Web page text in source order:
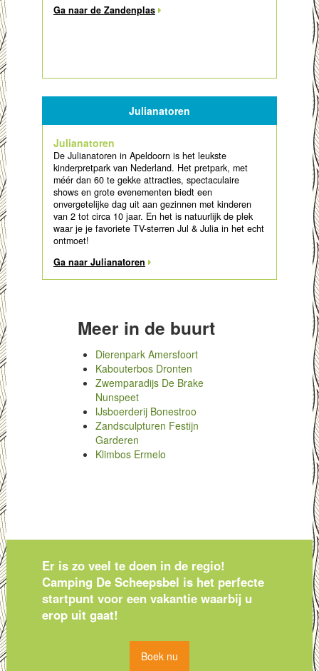
Ga naar de Zandenplas
Julianatoren
Julianatoren
De Julianatoren in Apeldoorn is het leukste
kinderpretpark van Nederland. Het pretpark, met
méér dan 60 te gekke attracties, spectaculaire
shows en grote evenementen biedt een
onvergetelijke dag uit aan gezinnen met kinderen
van 2 tot circa 10 jaar. En het is natuurlijk de plek
waar je je favoriete TV-sterren Jul & Julia in het echt
ontmoet!
Ga naar Julianatoren
Meer in de buurt
Dierenpark Amersfoort
Kabouterbos Dronten
Zwemparadijs De Brake
Nunspeet
IJsboerderij Bonestroo
Zandsculpturen Festijn
Garderen
Klimbos Ermelo
Er is zo veel te doen in de regio!
Camping De Scheepsbel is het perfecte
startpunt voor een vakantie waarbij u
erop uit gaat!
Boek nu